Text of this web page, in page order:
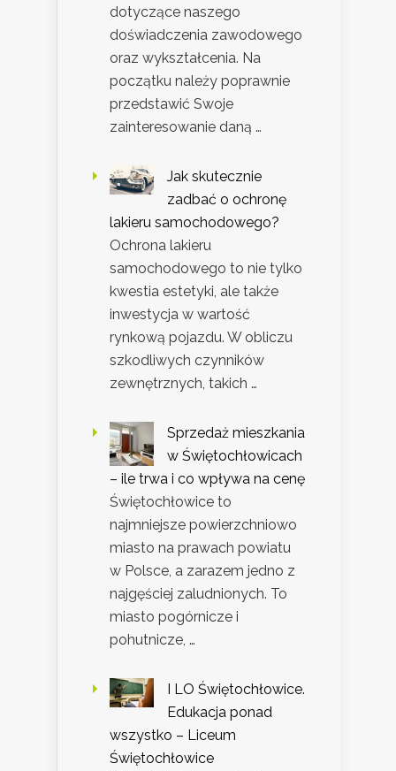
dotyczące naszego
doświadczenia zawodowego
oraz wykształcenia. Na
początku należy poprawnie
przedstawić Swoje
zainteresowanie daną …
Jak skutecznie
zadbać o ochronę
lakieru samochodowego?
Ochrona lakieru
samochodowego to nie tylko
kwestia estetyki, ale także
inwestycja w wartość
rynkową pojazdu. W obliczu
szkodliwych czynników
zewnętrznych, takich …
Sprzedaż mieszkania
w Świętochłowicach
– ile trwa i co wpływa na cenę
Świętochłowice to
najmniejsze powierzchniowo
miasto na prawach powiatu
w Polsce, a zarazem jedno z
najgęściej zaludnionych. To
miasto pogórnicze i
pohutnicze, …
I LO Świętochłowice.
Edukacja ponad
wszystko – Liceum
Świętochłowice